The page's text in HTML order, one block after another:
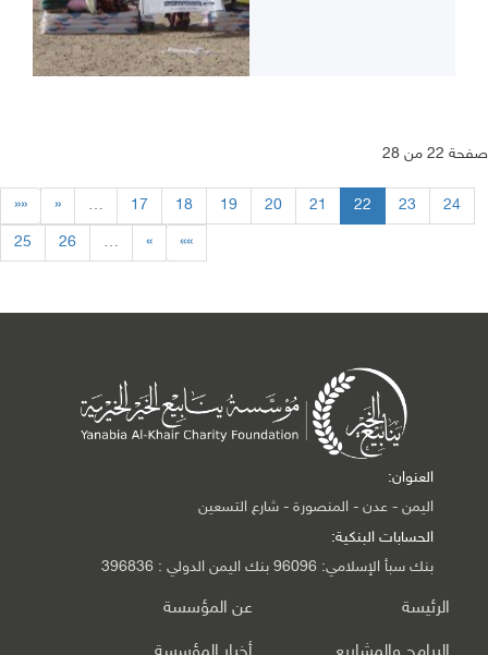
صفحة 22 من 28
«« « … 17 18 19 20 21 22 23
24
25
26 … » »»
العنوان:
اليمن - عدن - المنصورة - شارع التسعين
الحسابات البنكية:
بنك سبأ الإسلامي: 96096 بنك اليمن الدولي : 396836
الرئيسة عن المؤسسة